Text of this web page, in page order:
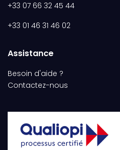
+33 07 66 32 45 44
+33 01 46 31 46 02
Assistance
Besoin d'aide ?
Contactez-nous